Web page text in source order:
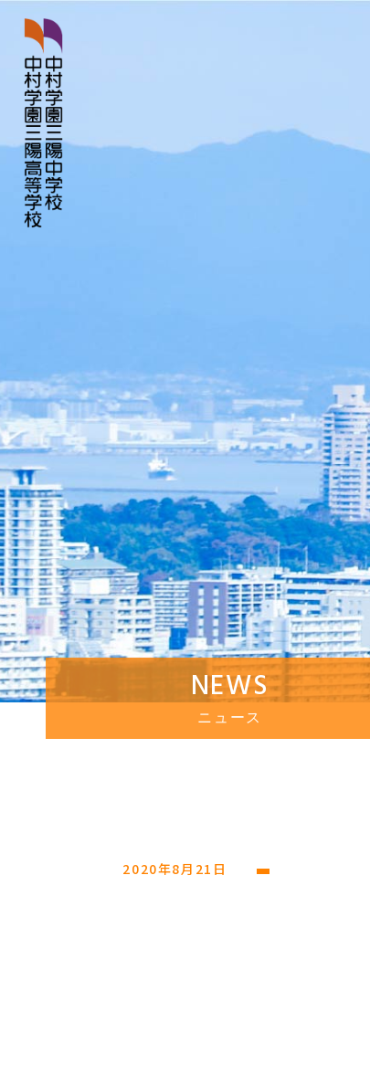
NEWS
ニュース
2020年8月21日